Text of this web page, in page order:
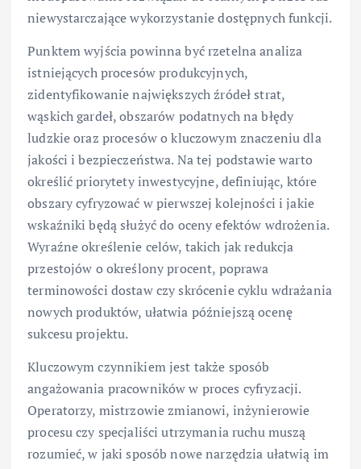
niewystarczające wykorzystanie dostępnych funkcji.
Punktem wyjścia powinna być rzetelna analiza
istniejących procesów produkcyjnych,
zidentyfikowanie największych źródeł strat,
wąskich gardeł, obszarów podatnych na błędy
ludzkie oraz procesów o kluczowym znaczeniu dla
jakości i bezpieczeństwa. Na tej podstawie warto
określić priorytety inwestycyjne, definiując, które
obszary cyfryzować w pierwszej kolejności i jakie
wskaźniki będą służyć do oceny efektów wdrożenia.
Wyraźne określenie celów, takich jak redukcja
przestojów o określony procent, poprawa
terminowości dostaw czy skrócenie cyklu wdrażania
nowych produktów, ułatwia późniejszą ocenę
sukcesu projektu.
Kluczowym czynnikiem jest także sposób
angażowania pracowników w proces cyfryzacji.
Operatorzy, mistrzowie zmianowi, inżynierowie
procesu czy specjaliści utrzymania ruchu muszą
rozumieć, w jaki sposób nowe narzędzia ułatwią im